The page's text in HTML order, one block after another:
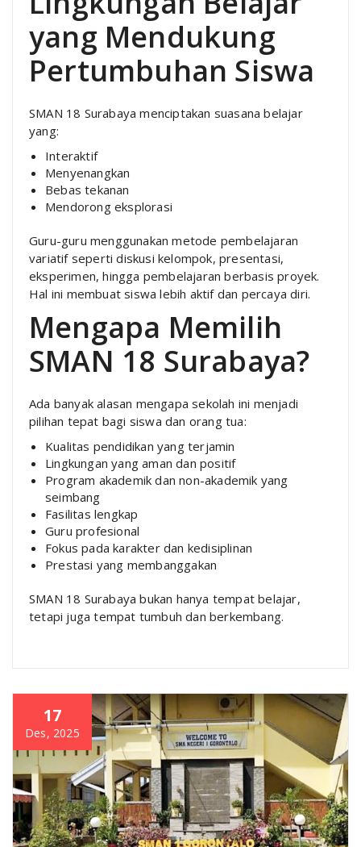
yang Mendukung
Pertumbuhan Siswa
SMAN 18 Surabaya menciptakan suasana belajar
yang:
Interaktif
Menyenangkan
Bebas tekanan
Mendorong eksplorasi
Guru-guru menggunakan metode pembelajaran
variatif seperti diskusi kelompok, presentasi,
eksperimen, hingga pembelajaran berbasis proyek.
Hal ini membuat siswa lebih aktif dan percaya diri.
Mengapa Memilih
SMAN 18 Surabaya?
Ada banyak alasan mengapa sekolah ini menjadi
pilihan tepat bagi siswa dan orang tua:
Kualitas pendidikan yang terjamin
Lingkungan yang aman dan positif
Program akademik dan non-akademik yang
seimbang
Fasilitas lengkap
Guru profesional
Fokus pada karakter dan kedisiplinan
Prestasi yang membanggakan
SMAN 18 Surabaya bukan hanya tempat belajar,
tetapi juga tempat tumbuh dan berkembang.
17
Des, 2025